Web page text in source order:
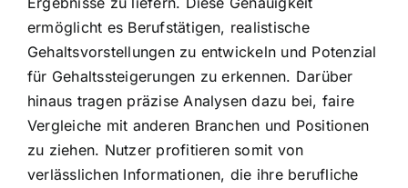
ermöglicht es Berufstätigen, realistische
Gehaltsvorstellungen zu entwickeln und Potenzial
für Gehaltssteigerungen zu erkennen. Darüber
hinaus tragen präzise Analysen dazu bei, faire
Vergleiche mit anderen Branchen und Positionen
zu ziehen. Nutzer profitieren somit von
verlässlichen Informationen, die ihre berufliche